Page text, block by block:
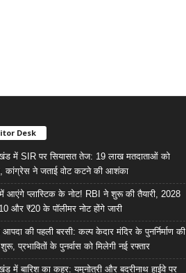
Desk
में SIR पर सियासत तेज: 19 लाख मतदाताओं को
कांग्रेस ने जताई वोट कटने की आशंका
आएंगे प्लास्टिक के नोट! RBI ने शुरू की तैयारी, 2028
और ₹20 के पॉलीमर नोट होंगे जारी
आपदा की पहली बरसी: कल्प केदार मंदिर के पुनर्निर्माण की
शुरू, प्रभावितों के पुनर्वास को मिलेगी नई रफ्तार
में बारिश का कहर: यमुनोत्री और बदरीनाथ हाईवे पर